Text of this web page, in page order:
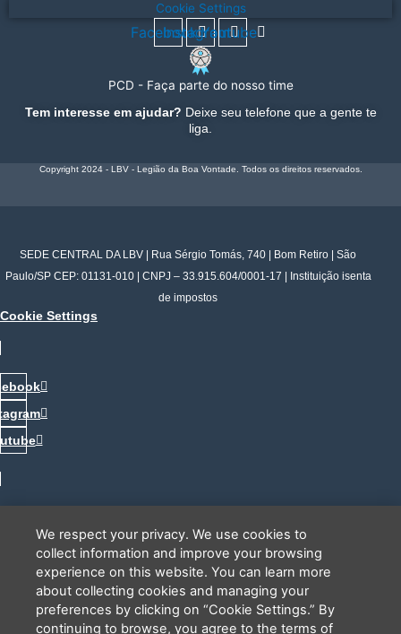
Cookie Settings
Facebook
InstagramYoutube
PCD - Faça parte do nosso time
Tem interesse em ajudar? Deixe seu telefone que a gente te
liga.
Copyright 2024 - LBV - Legião da Boa Vontade. Todos os direitos reservados.
SEDE CENTRAL DA LBV | Rua Sérgio Tomás, 740 | Bom Retiro | São
Paulo/SP CEP: 01131-010 | CNPJ – 33.915.604/0001-17 | Instituição isenta
de impostos
Cookie Settings
We respect your privacy. We use cookies to
collect information and improve your browsing
experience on this website. You can learn more
about collecting cookies and managing your
preferences by clicking on “Cookie Settings.” By
continuing to browse, you agree to the terms of